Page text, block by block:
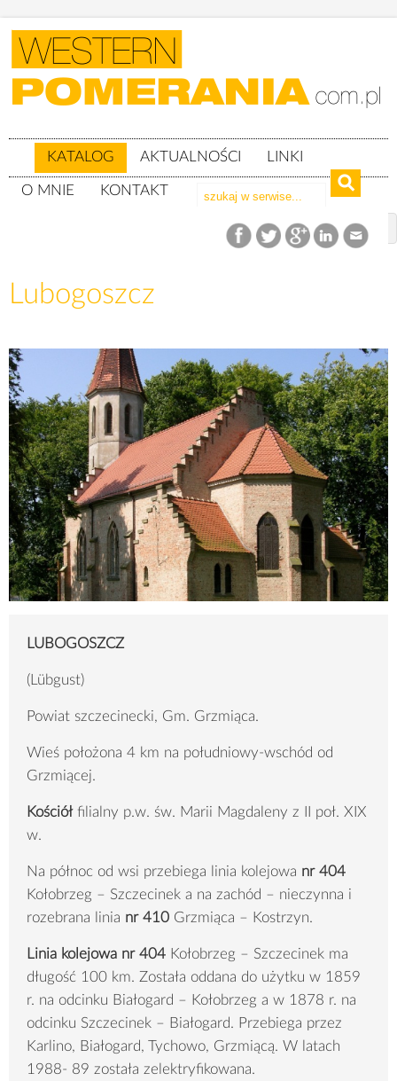
KATALOG AKTUALNOŚCI LINKI
O MNIE KONTAKT
woj. zachodniopomorskie
Lubogoszcz
LUBOGOSZCZ
(Lübgust)
Powiat szczecinecki, Gm. Grzmiąca.
Wieś położona 4 km na południowy-wschód od
Grzmiącej.
Kościółfilialny p.w. św. Marii Magdaleny z II poł. XIX
w.
Na północ od wsi przebiega linia kolejowa nr 404
Kołobrzeg – Szczecinek a na zachód – nieczynna i
rozebrana linia nr 410 Grzmiąca – Kostrzyn.
Linia kolejowa nr 404 Kołobrzeg – Szczecinek ma
długość 100 km. Została oddana do użytku w 1859
r. na odcinku Białogard – Kołobrzeg a w 1878 r. na
odcinku Szczecinek – Białogard. Przebiega przez
Karlino, Białogard, Tychowo, Grzmiącą. W latach
1988- 89 została zelektryfikowana.